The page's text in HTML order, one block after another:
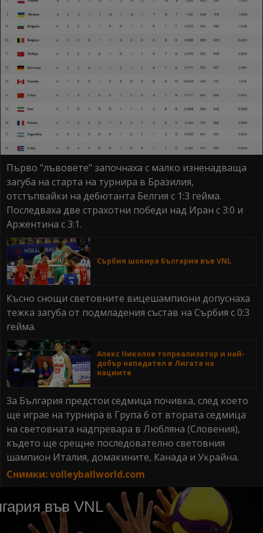
Първо "лъвовете" започнаха с малко изненадваща
загуба на старта на турнира в Бразилия,
отстъпвайки на дебютанта Белгия с 1:3 гейма.
Последваха две страхотни победи над Иран с 3:0 и
Аржентина с 3:1.
Сърбия шокира България във VNL
Късно снощи световните вицешампиони допуснаха
тежка загуба от подмладения състав на Сърбия с 0:3
гейма.
Алекс Николов топреализатор и най-
добър нападател в Лигата на
нациите
За България предстои седмица почивка, след което
ще играе на турнира в Група 6 от втората седмица
на световната надпревара в Любляна (Словения),
където ще срещне последователно световния
шампион Италия, домакините, Канада и Украйна.
Снимки: volleyballworld.com